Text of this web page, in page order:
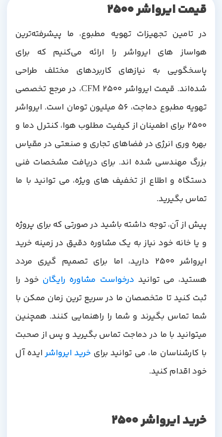
قیمت ایرواشر 2500
در تامین تجهیزات تهویه مطبوع، ما پیشرفته‌ترین
هواساز های ایرواشر را ارائه می‌کنیم که برای
پاسخگویی به نیازهای کاربردهای مختلف طراحی
شده‌اند. قیمت ایرواشر 2500 CFM، در مرجع تخصصی
تهویه مطبوع دماجت، 56 میلیون تومان است. ایرواشر
2500 برای اطمینان از کیفیت مطلوب هوا، کنترل دما و
بهره وری انرژی در فضاهای تجاری و صنعتی در مقیاس
بزرگ مهندسی شده اند. برای دریافت مشخصات فنی
دستگاه و اطلاع از تخفیف های ویژه، می توانید با ما
تماس بگیرید.
پیش از آن، توجه داشته باشید در صورتی که برای پروژه
و یا خانه خود نیاز به یک مشاوره دقیق در زمینه خرید
ایرواشر 2500 دارید، اما برای تصمیم گیری مردد
هستید، می توانید درخواست مشاوره رایگان خود را
ثبت کنید تا متخصصان ما در سریع ترین زمان ممکن با
شما تماس بگیرند و شما را راهنمایی کنند. همچنین
میتوانید با ما در دماجت تماس بگیرید و پس از صحبت
با کارشناسان ما، می توانید برای خرید ایرواشرایده آل
خود اقدام کنید.
خرید ایرواشر 2500